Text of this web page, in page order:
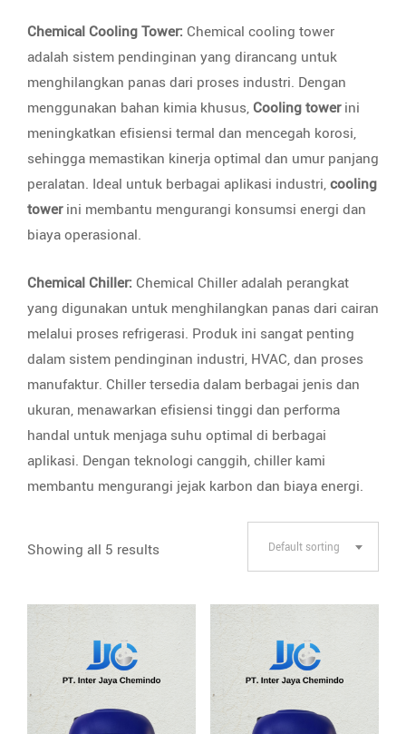
Chemical Cooling Tower: Chemical cooling tower
adalah sistem pendinginan yang dirancang untuk
menghilangkan panas dari proses industri. Dengan
menggunakan bahan kimia khusus, Cooling towerini
meningkatkan efisiensi termal dan mencegah korosi,
sehingga memastikan kinerja optimal dan umur panjang
peralatan. Ideal untuk berbagai aplikasi industri,cooling
towerini membantu mengurangi konsumsi energi dan
biaya operasional.
Chemical Chiller: Chemical Chiller adalah perangkat
yang digunakan untuk menghilangkan panas dari cairan
melalui proses refrigerasi. Produk ini sangat penting
dalam sistem pendinginan industri, HVAC, dan proses
manufaktur. Chiller tersedia dalam berbagai jenis dan
ukuran, menawarkan efisiensi tinggi dan performa
handal untuk menjaga suhu optimal di berbagai
aplikasi. Dengan teknologi canggih, chiller kami
membantu mengurangi jejak karbon dan biaya energi.
Showing all 5 results Default sorting